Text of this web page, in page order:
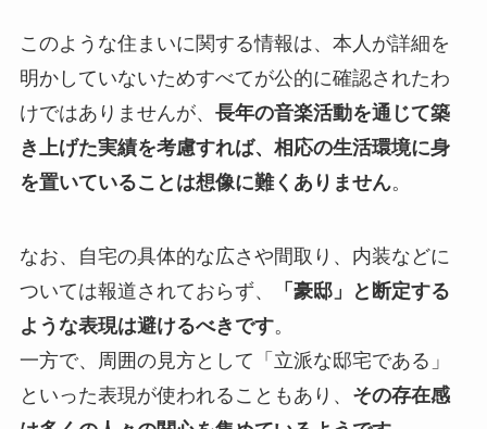
このような住まいに関する情報は、本人が詳細を
明かしていないためすべてが公的に確認されたわ
けではありませんが、 長年の音楽活動を通じて築
き上げた実績を考慮すれば、相応の生活環境に身
を置いていることは想像に難くありません。
なお、自宅の具体的な広さや間取り、内装などに
ついては報道されておらず、
「豪邸」と断定する
ような表現は避けるべきです。
一方で、周囲の見方として「立派な邸宅である」
といった表現が使われることもあり、 その存在感